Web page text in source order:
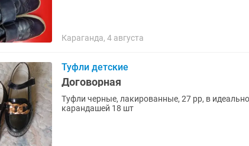
Караганда, 4 августа
Туфли детские
Договорная
Туфли черные, лакированные, 27 рр, в
карандашей 18 шт